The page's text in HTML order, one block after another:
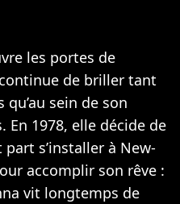
les portes de
de briller tant
sein de son
1978, elle décide de
s’installer à New-
accomplir son rêve :
vit longtemps de